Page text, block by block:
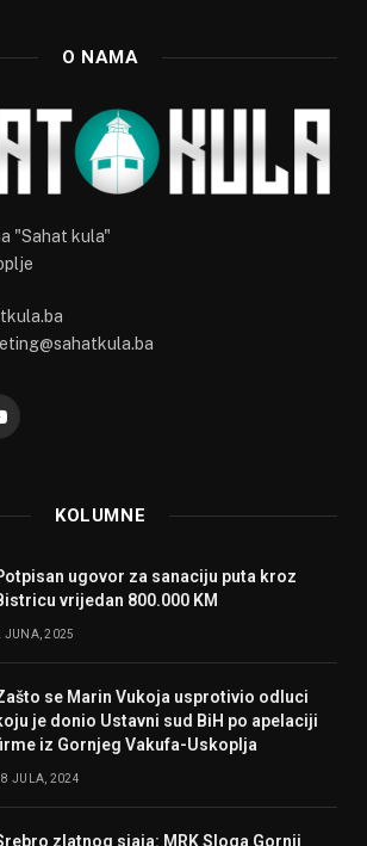
O NAMA
"Sahat kula"
KOLUMNE
ugovor za sanaciju puta kroz
vrijedan 800.000 KM
JUNA, 2025
se Marin Vukoja usprotivio odluci
je donio Ustavni sud BiH po apelaciji
iz Gornjeg Vakufa-Uskoplja
JULA, 2024
zlatnog sjaja: MRK Sloga Gornji